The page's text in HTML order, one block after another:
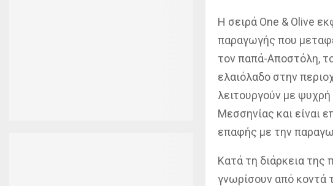
Η σειρά One & Olive
παραγωγής που
τον παπά-Αποστόλη,
ελαιόλαδο στην
λειτουργούν με
Μεσσηνίας και είναι
επαφής με την
Κατά τη διάρκεια της
γνωρίσουν από κοντά